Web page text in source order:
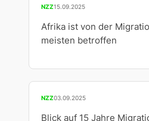
NZZ15.09.2025
Afrika ist von der
meisten betroffen
NZZ03.09.2025
Blick auf 15 Jahre